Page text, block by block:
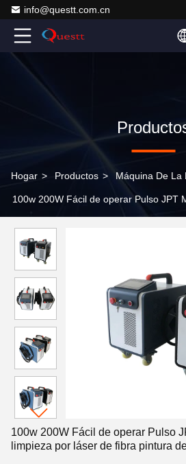
info@questt.com.cn
Hogar > Productos > Máquina De La
100w 200W Fácil de operar Pulso JPT
metal
100w 200W Fácil de operar Pulso
limpieza por láser de fibra pintura